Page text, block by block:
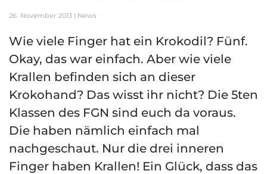
26. November 2013 | News
Wie viele Finger hat ein Krokodil? Fünf.
Okay, das war einfach. Aber wie viele
Krallen befinden sich an dieser
Krokohand? Das wisst ihr nicht? Die 5ten
Klassen des FGN sind euch da voraus.
Die haben nämlich einfach mal
nachgeschaut. Nur die drei inneren
Finger haben Krallen! Ein Glück, dass das